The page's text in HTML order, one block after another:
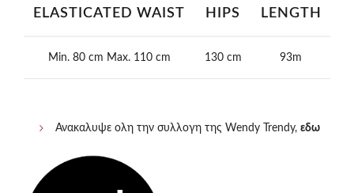
ELASTICATED WAIST HIPS LENGTH
Min. 80 cm Max. 110 cm 130 cm 93m
Ανακαλυψε ολη την συλλογη της Wendy Trendy, εδω